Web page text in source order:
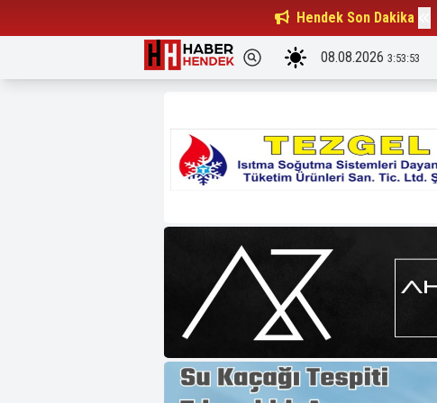
Hendek Son Dakika
Beşiktaşlılar Derneği Başkanı...
08.08.2026 3:53:54